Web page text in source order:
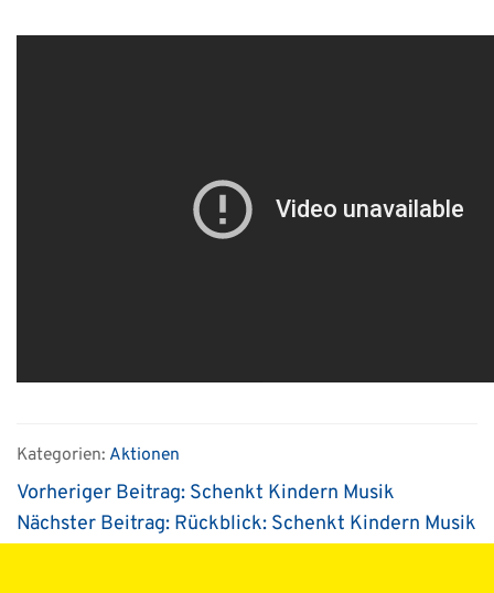
Kategorien: Aktionen
Vorheriger Beitrag: Schenkt Kindern Musik
Nächster Beitrag: Rückblick: Schenkt Kindern Musik